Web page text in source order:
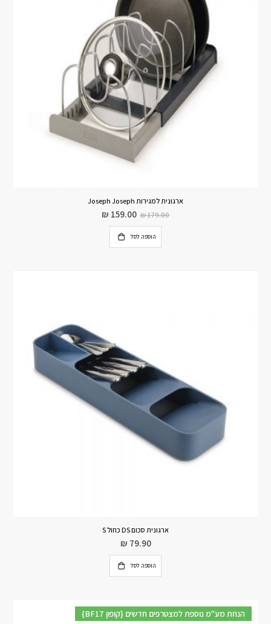
ארגונית למגירות Joseph Joseph
₪179.00
₪ 159.00
הוספה לסל
ארגונית סכום DS כחול S
₪ 79.90
הוספה לסל
{BF17 קופון} הנחת מע"מ נוספת למצטרפים חדשים